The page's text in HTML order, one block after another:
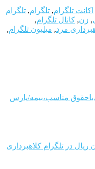
اکانت تلگرام, تلگرام, تلگرام
, زن, کانال تلگرام,
مرد, میلیون تلگرام,
مناسب،بیمه/پارس
۶۰۰ میلیون ریال در تلگرام کلاهبرداری